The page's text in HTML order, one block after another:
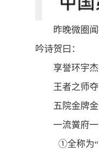
昨晚微圈
吟诗贺曰：
享誉环宇杰
王者之师夺
五院金牌金
一流黉府一
①全称为“